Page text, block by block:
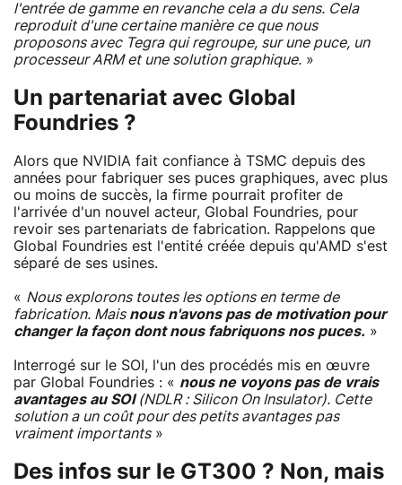
l'entrée de gamme en revanche cela a du sens. Cela
reproduit d'une certaine manière ce que nous
proposons avec Tegra qui regroupe, sur une puce, un
processeur ARM et une solution graphique. »
Un partenariat avec Global
Foundries ?
Alors que NVIDIA fait confiance à TSMC depuis des
années pour fabriquer ses puces graphiques, avec plus
ou moins de succès, la firme pourrait profiter de
l'arrivée d'un nouvel acteur, Global Foundries, pour
revoir ses partenariats de fabrication. Rappelons que
Global Foundries est l'entité créée depuis qu'AMD s'est
séparé de ses usines.
« Nous explorons toutes les options en terme de
fabrication. Mais nous n'avons pas de motivation pour
changer la façon dont nous fabriquons nos puces. »
Interrogé sur le SOI, l'un des procédés mis en œuvre
par Global Foundries : « nous ne voyons pas de vrais
avantages au SOI(NDLR : Silicon On Insulator). Cette
solution a un coût pour des petits avantages pas
vraiment importants»
Des infos sur le GT300 ? Non, mais